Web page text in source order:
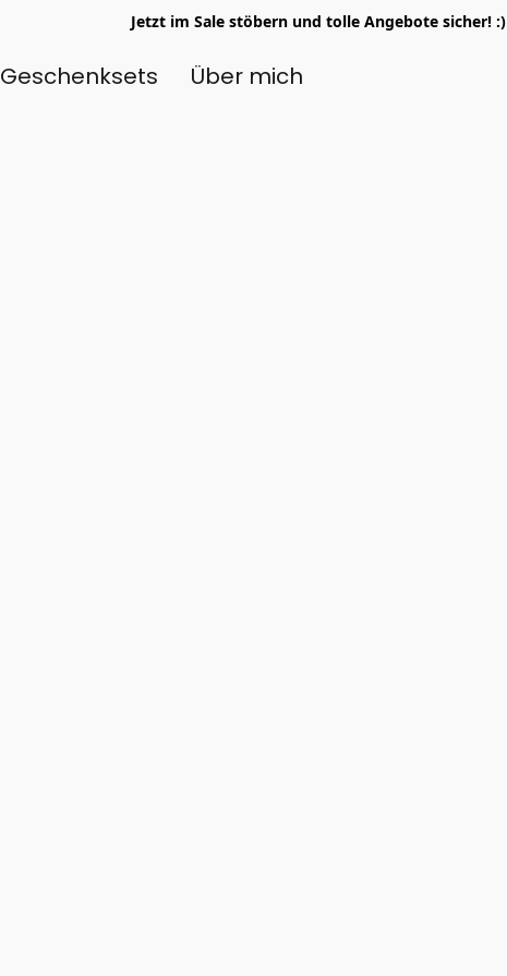
Jetzt im Sale stöbern und tolle Angebote sicher! :)
Geschenksets Über mich